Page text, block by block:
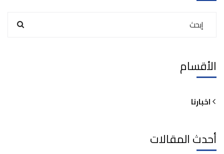
الأقسام
اخبارنا
أحدث المقالات